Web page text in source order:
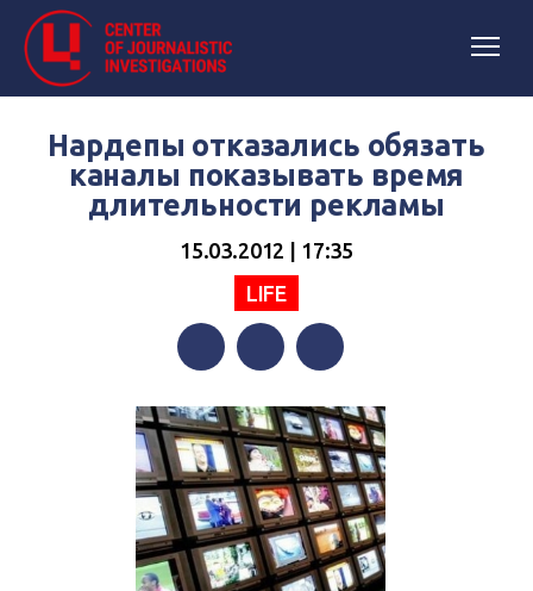
Нардепы отказались обязать
каналы показывать время
длительности рекламы
15.03.2012 | 17:35
LIFE